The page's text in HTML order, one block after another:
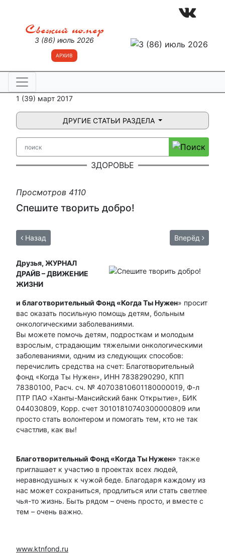
Свежий номер
3 (86) июль 2026
АРХИВ
1 (39) март 2017
ДРУГИЕ СТАТЬИ РАЗДЕЛА
ЗДОРОВЬЕ
Просмотров 4110
Спешите творить добро!
Назад Вперёд
Друзья, ЖУРНАЛ
ДРАЙВ – ДВИЖЕНИЕ
ЖИЗНИ
и благотворительный Фонд «Когда Ты Нужен» просит
вас оказать посильную помощь детям, больным
онкологическими заболеваниями.
Вы можете помочь детям, подросткам и молодым
взрослым, страдающим тяжелыми онкологическими
заболеваниями, одним из следующих способов:
перечислить средства на счет: Благотворительный
фонд «Когда Ты Нужен», ИНН 7838290290, КПП
78380100, Расч. сч. № 40703810601180000019, Ф-л
ПТР ПАО «Ханты-Мансийский банк Открытие», БИК
044030809, Корр. счет 30101810740300000809 или
просто стать волонтером и помогать тем, кто не так
счастлив, как вы!
Благотворительный Фонд «Когда Ты Нужен» также
приглашает к участию в проектах всех людей,
неравнодушных к чужой беде. Благодаря каждому из
нас может сохраниться, продлиться или стать светлее
чья-то жизнь. Быть рядом – очень просто, и вместе с
тем – очень важно.
www.ktnfond.ru